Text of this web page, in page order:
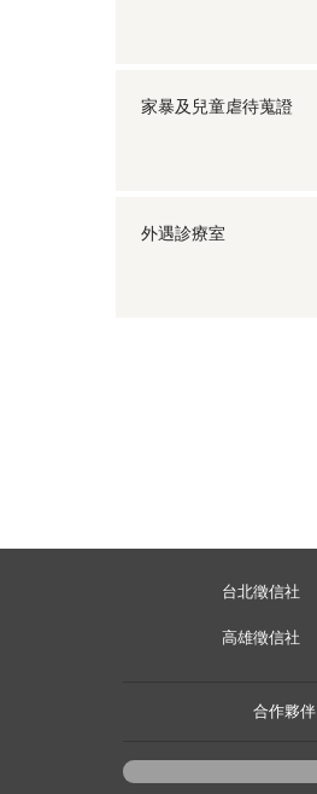
家暴及兒童虐待蒐證
外遇診療室
台北徵信社
高雄徵信社
合作夥伴